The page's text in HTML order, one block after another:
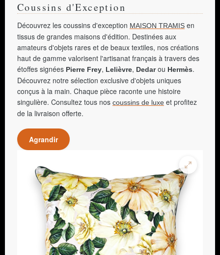
Coussins d'Exception
Découvrez les coussins d'exception MAISON TRAMIS en
tissus de grandes maisons d'édition. Destinées aux
amateurs d'objets rares et de beaux textiles, nos créations
haut de gamme valorisent l'artisanat français à travers des
étoffes signées Pierre Frey, Lelièvre, Dedarou Hermès.
Découvrez notre sélection exclusive d'objets uniques
conçus à la main. Chaque pièce raconte une histoire
singulière. Consultez tous nos coussins de luxe et profitez
de la livraison offerte.
Agrandir